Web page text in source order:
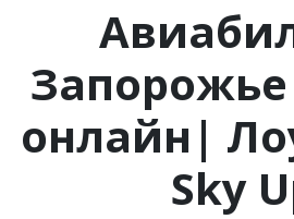
Запорожье
онлайн|
Sky